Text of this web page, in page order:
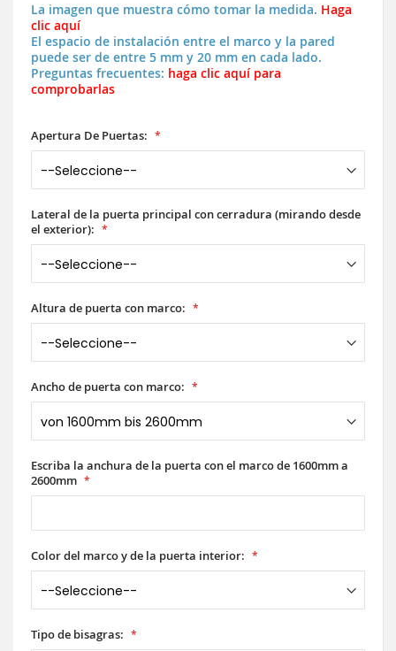
La imagen que muestra cómo tomar la medida. Haga
clic aquí
El espacio de instalación entre el marco y la pared
puede ser de entre 5 mm y 20 mm en cada lado.
Preguntas frecuentes: haga clic aquí para
comprobarlas
Apertura De Puertas:
Lateral de la puerta principal con cerradura (mirando desde
el exterior):
Altura de puerta con marco:
Ancho de puerta con marco:
Escriba la anchura de la puerta con el marco de 1600mm a
2600mm
Color del marco y de la puerta interior:
Tipo de bisagras: